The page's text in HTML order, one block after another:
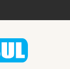
atrações